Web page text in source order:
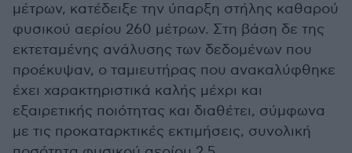
μέτρων, κατέδειξε την ύπαρξη στήλης καθαρού
φυσικού αερίου 260 μέτρων. Στη βάση δε της
εκτεταμένης ανάλυσης των δεδομένων που
προέκυψαν, ο ταμιευτήρας που ανακαλύφθηκε
έχει χαρακτηριστικά καλής μέχρι και
εξαιρετικής ποιότητας και διαθέτει, σύμφωνα
με τις προκαταρκτικές εκτιμήσεις, συνολική